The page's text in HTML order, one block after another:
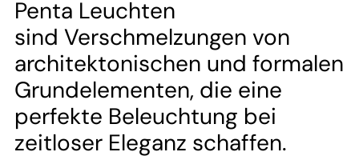
Penta Leuchten
sind Verschmelzungen von
architektonischen und formalen
Grundelementen, die eine
perfekte Beleuchtung bei
zeitloser Eleganz schaffen.